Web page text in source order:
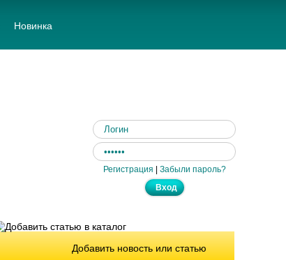
Новинка
Регистрация | Забыли пароль?
Добавить новость или статью